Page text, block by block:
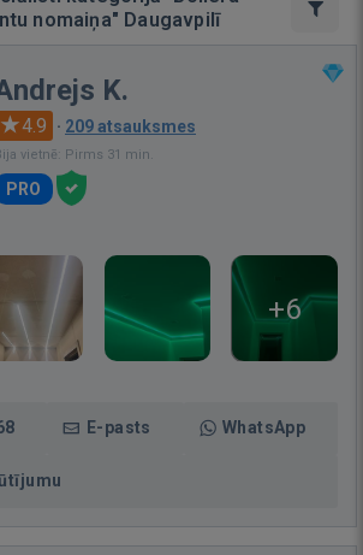
nomaiņa" Daugavpilī
K.
4.9 · 209 atsauksmes
vietnē: Pirms 31 min.
PRO
+6
E-pasts WhatsApp